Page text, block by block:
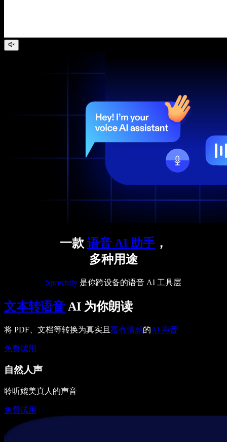
一款 语音 AI 助手 ，
多种用途
Speechify 是你跨设备的语音 AI 工具层
文本转语音 AI 为你朗读
将 PDF、文档等转换为真实且 富有情感的AI 声音
免费试用
自然人声
聆听媲美真人的声音
免费试用